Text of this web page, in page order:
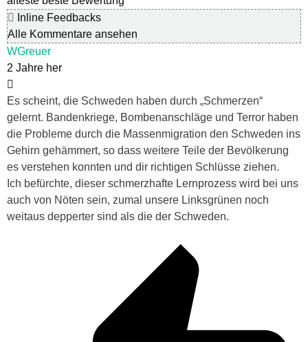
Inline Feedbacks
Alle Kommentare ansehen
WGreuer
2 Jahre her
Es scheint, die Schweden haben durch „Schmerzen“
gelernt. Bandenkriege, Bombenanschläge und Terror haben
die Probleme durch die Massenmigration den Schweden ins
Gehirn gehämmert, so dass weitere Teile der Bevölkerung
es verstehen konnten und dir richtigen Schlüsse ziehen.
Ich befürchte, dieser schmerzhafte Lernprozess wird bei uns
auch von Nöten sein, zumal unsere Linksgrünen noch
weitaus depperter sind als die der Schweden.